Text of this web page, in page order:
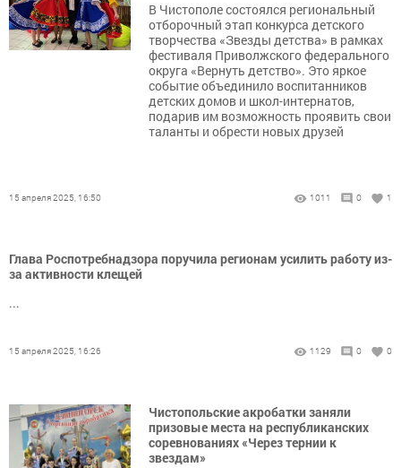
В Чистополе состоялся региональный
отборочный этап конкурса детского
творчества «Звезды детства» в рамках
фестиваля Приволжского федерального
округа «Вернуть детство». Это яркое
событие объединило воспитанников
детских домов и школ-интернатов,
подарив им возможность проявить свои
таланты и обрести новых друзей
15 апреля 2025, 16:50 1011 0 1
Глава Роспотребнадзора поручила регионам усилить работу из-
за активности клещей
...
15 апреля 2025, 16:26 1129 0 0
Чистопольские акробатки заняли
призовые места на республиканских
соревнованиях «Через тернии к
звездам»